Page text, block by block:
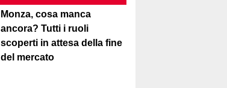
Monza, cosa manca
ancora? Tutti i ruoli
scoperti in attesa della fine
del mercato